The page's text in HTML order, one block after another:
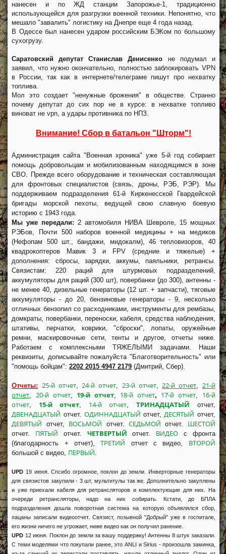
нанесен и по ЖД станции Запорожье-1, традиционно
использующейся для разгрузки военной техники. Непонятно, что
мешало "завалить" логистику на Днепре еще 4 года назад.
В Одессе был нанесен ударом российским БЭКом по большому
сухогрузу.
Саратовский депутат Станислав Денисенко не подумал и
заявил, что нужно окончательно, полностью заблокировать VPN
в России, так как в интернете/телеграме пишут про нехватку
топлива.
Мол это создает "ненужные брожения" в обществе. Странно
почему депутат до сих пор не в курсе: в нехватке топливо
виноват не vpn, а удары противника по НПЗ.
Внимание! Сбор в батальон "Шторм"!
Администрация сайта "Военная хроника" уже 5-й год собирает
помощь добровольцам и мобилизованным находящимся в зоне
СВО. Прежде всего оборудование и техническая составляющая
для фронтовых специалистов (связь, дроны, РЭБ, РЭР). Мы
поддерживаем подразделения 61-й Киркенесской Гвардейской
бригады морской пехоты, ведущей свою славную боевую
историю с 1943 года.
Мы уже передали: 2 автомобиля НИВА Шевроле, 15 мощных
РЭБов, Почти 500 наборов военной медицины + на медиков
(Нефопам 500 шт., бандажи, мидокалм), 46 тепловизоров, 40
квадрокоптеров Мавик 3 и FPV (средние и тяжелые) +
дополнения: сбросы, зарядки, аккумы, паяльники, ретрансы.
Связистам: 220 раций для штурмовых подразделений,
аккумуляторы для раций (300 шт), повербанки (до 300), антенны -
не менее 40, дизельные генераторы (12 шт. + запчасти), тяговые
аккумуляторы - до 20, бензиновые генераторы - 9, несколько
отличных бензопил со расходниками, инструменты для рембазы,
домкраты, повербанки, переноски, кабеля, средства наблюдения,
штативы, перчатки, коврики, "сброски", лопаты, оружейные
ремни, маскировочные сети, тенты и другое, отчеты ниже.
Работаем с комплексными ТЯЖЕЛЫМИ задачами. Наши
реквизиты, дописывайте пожалуйста "Благотворительность" или
"помощь бойцам":2202 2015 4947 2179 (Дмитрий, Сбер).
Отчеты: 25-й отчет,24-й отчет, 23-й отчет,22-й отчет, 21-й
отчет, 20-й отчет, 19-й отчет, 18-й отчет, 17-й отчет, 16-й
отчет, 15-й отчет, 14-й отчет, ТРИНАДЦАТЫЙ отчет,
ДВЕНАДЦАТЫЙ отчет. ОДИННАДЦАТЫЙ отчет,ДЕСЯТЫЙ отчет,
ДЕВЯТЫЙ отчет, ВОСЬМОЙ отчет. СЕДЬМОЙ отчет. ШЕСТОЙ
отчет. ПЯТЫЙ отчет. ЧЕТВЕРТЫЙ отчет. ВИДЕО с фронта
(благодарность + отчет),ТРЕТИЙ отчет с видео, ВТОРОЙ
большой с видео, ПЕРВЫЙ.
UPD 19 июня. Спсибо огромное, поклон до земли. Инверторные генераторы
для связистов закупили - 3 шт, мультитулы так же. Дополнительно закуплены
и уже приехали кабеля для ретрансляторов и комплектующие для них. На
очереди ретрансляторы, надо на них собирать. Кстати, до БПЛА
подразделения дошла поворотная система на которую объявлялся сбор,
пацаны записали видеоотчет. Связист, позывной "Добрый" уже в госпитале,
его жизни ничего не угрожает, ниже видео как он получил ранение.
UPD 12 июня. Поклон до земли за вашу поддержку! Антенны 8 штук заказали.
С теми моделями что покупали ранее, это ANLI и Sirius - произошла заминка,